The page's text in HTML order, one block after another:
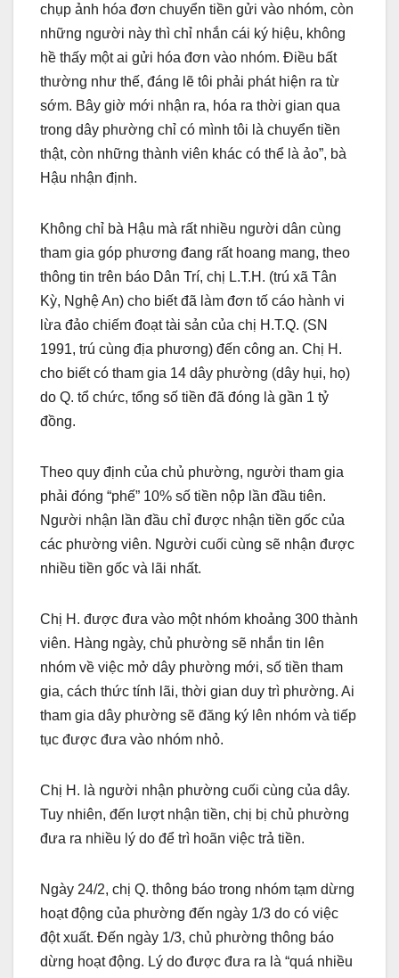
chụp ảnh hóa đơn chuyển tiền gửi vào nhóm, còn
những người này thì chỉ nhắn cái ký hiệu, không
hề thấy một ai gửi hóa đơn vào nhóm. Điều bất
thường như thế, đáng lẽ tôi phải phát hiện ra từ
sớm. Bây giờ mới nhận ra, hóa ra thời gian qua
trong dây phường chỉ có mình tôi là chuyển tiền
thật, còn những thành viên khác có thể là ảo”, bà
Hậu nhận định.
Không chỉ bà Hậu mà rất nhiều người dân cùng
tham gia góp phương đang rất hoang mang, theo
thông tin trên báo Dân Trí, chị L.T.H. (trú xã Tân
Kỳ, Nghệ An) cho biết đã làm đơn tố cáo hành vi
lừa đảo chiếm đoạt tài sản của chị H.T.Q. (SN
1991, trú cùng địa phương) đến công an. Chị H.
cho biết có tham gia 14 dây phường (dây hụi, họ)
do Q. tổ chức, tổng số tiền đã đóng là gần 1 tỷ
đồng.
Theo quy định của chủ phường, người tham gia
phải đóng “phế” 10% số tiền nộp lần đầu tiên.
Người nhận lần đầu chỉ được nhận tiền gốc của
các phường viên. Người cuối cùng sẽ nhận được
nhiều tiền gốc và lãi nhất.
Chị H. được đưa vào một nhóm khoảng 300 thành
viên. Hàng ngày, chủ phường sẽ nhắn tin lên
nhóm về việc mở dây phường mới, số tiền tham
gia, cách thức tính lãi, thời gian duy trì phường. Ai
tham gia dây phường sẽ đăng ký lên nhóm và tiếp
tục được đưa vào nhóm nhỏ.
Chị H. là người nhận phường cuối cùng của dây.
Tuy nhiên, đến lượt nhận tiền, chị bị chủ phường
đưa ra nhiều lý do để trì hoãn việc trả tiền.
Ngày 24/2, chị Q. thông báo trong nhóm tạm dừng
hoạt động của phường đến ngày 1/3 do có việc
đột xuất. Đến ngày 1/3, chủ phường thông báo
dừng hoạt động. Lý do được đưa ra là “quá nhiều